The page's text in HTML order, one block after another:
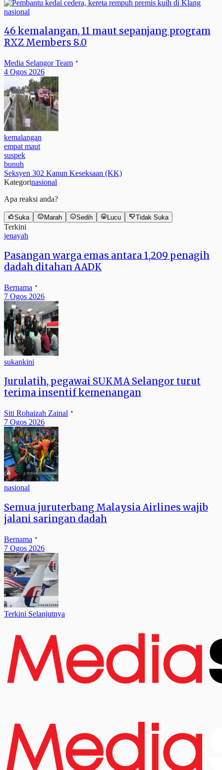
nasional
46 kemalangan, 11 maut sepanjang program
RXZ Members 8.0
Media Selangor Team
4 Ogos 2026
kemalangan
empat maut
suspek
bunuh
Seksyen 302 Kanun Keseksaan (KK)
Kategorinasional
Apa reaksi anda?
Suka Marah Sedih Lucu Tidak Suka
Terkini
jenayah
Pasangan warga emas antara 1,209 penagih
dadah ditahan AADK
Bernama
7 Ogos 2026
sukankini
Jurulatih, pegawai SUKMA Selangor turut
terima insentif kemenangan
Siti Rohaizah Zainal
7 Ogos 2026
nasional
Semua juruterbang Malaysia Airlines wajib
jalani saringan dadah
Bernama
7 Ogos 2026
Terkini Selanjutnya